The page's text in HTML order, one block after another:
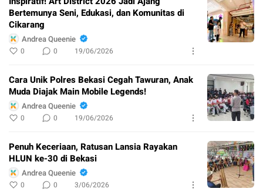
Bertemunya Seni, Edukasi, dan Komunitas di
Cikarang
Andrea Queenie
0 0 19/06/2026
Cara Unik Polres Bekasi Cegah Tawuran, Anak
Muda Diajak Main Mobile Legends!
Andrea Queenie
0 0 19/06/2026
Penuh Keceriaan, Ratusan Lansia Rayakan
HLUN ke-30 di Bekasi
Andrea Queenie
0 0 3/06/2026